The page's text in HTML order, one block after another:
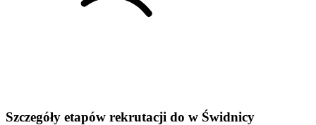
Szczegóły etapów rekrutacji do w Świdnicy